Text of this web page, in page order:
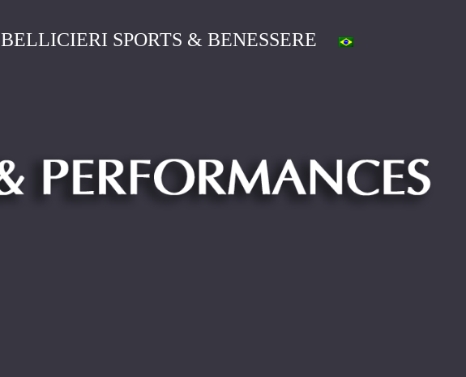
BELLICIERI SPORTS & BENESSERE